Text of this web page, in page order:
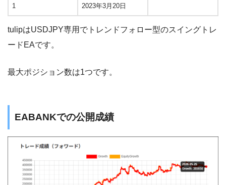
1 2023年3月20日
tulipはUSDJPY専用でトレンドフォロー型のスイングトレ
ードEAです。
最大ポジション数は1つです。
EABANKでの公開成績